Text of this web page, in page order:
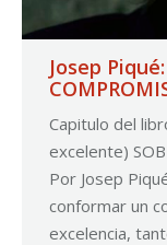
Josep
Capitulo del
excelente)
Por Josep
conformar un
excelencia,